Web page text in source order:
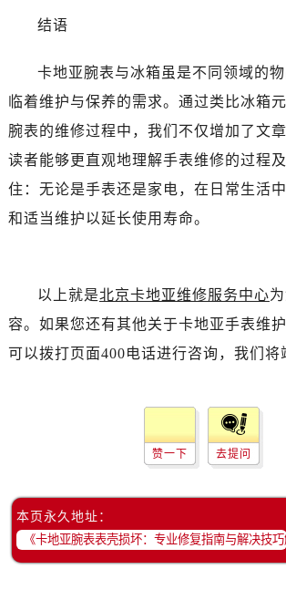
结语
卡地亚腕表与冰箱虽是不同领域的
临着维护与保养的需求。通过类比冰箱
腕表的维修过程中，我们不仅增加了文
读者能够更直观地理解手表维修的过程
住：无论是手表还是家电，在日常生活
和适当维护以延长使用寿命。
以上就是北京卡地亚维修服务中心
容。如果您还有其他关于卡地亚手表维
可以拨打页面400电话进行咨询，我们将
赞一下 去提问
本页永久地址：